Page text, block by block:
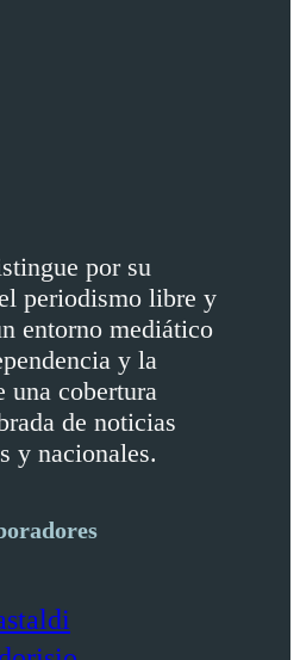
por su
periodismo libre y
entorno mediático
y la
una cobertura
de noticias
y nacionales.